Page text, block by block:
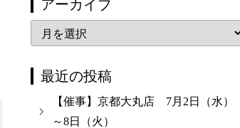
アーカイブ
ー
カ
イ
ブ
最近の投稿
【催事】京都大丸店 7月2日（水）
～8日（火）